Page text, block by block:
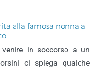
alla famosa nonna a
in soccorso a un
ci spiega qualche